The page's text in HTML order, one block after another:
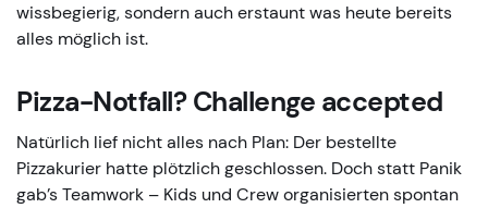
wissbegierig, sondern auch erstaunt was heute bereits
alles möglich ist.
Pizza-Notfall? Challenge accepted
Natürlich lief nicht alles nach Plan: Der bestellte
Pizzakurier hatte plötzlich geschlossen. Doch statt Panik
gab’s Teamwork – Kids und Crew organisierten spontan